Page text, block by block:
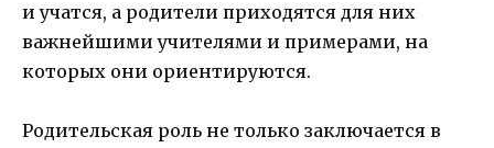
и учатся, а родители приходятся для них
важнейшими учителями и примерами, на
которых они ориентируются.
Родительская роль не только заключается в